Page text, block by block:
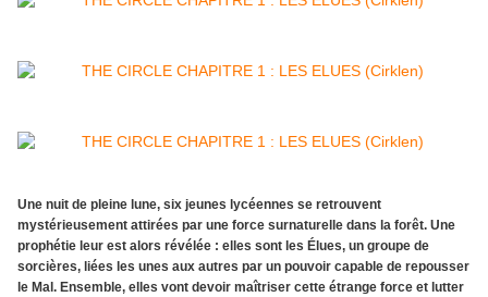
Une nuit de pleine lune, six jeunes lycéennes se retrouvent
mystérieusement attirées par une force surnaturelle dans la forêt. Une
prophétie leur est alors révélée : elles sont les Élues, un groupe de
sorcières, liées les unes aux autres par un pouvoir capable de repousser
le Mal. Ensemble, elles vont devoir maîtriser cette étrange force et lutter